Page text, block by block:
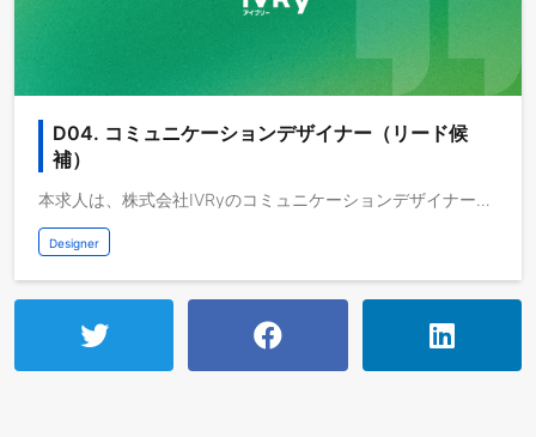
D04. コミュニケーションデザイナー（リード候
補）
本求人は、株式会社IVRyのコミュニケーションデザイナー（リード候補）の募集です。ブランドやサービスの世界観をビジュアルとメッセージで一貫して設計し、社内外のタッチポイントで「IVRyらしさ」を表現・発信する役割です。マーケ・広報など多職種と連携しながら、ブランド体験やクリエイティブの設計・発信・改善を担っていただきます。株式会社IVRyについてIVRyは「最高の技術を、すべての人と企業に届ける」をMissionに掲げ、対話AIプラットフォーム「アイブリー」を開発・運営しています。独自技術で応対品質と信頼性を担保し、導入アカウントは5万を突破。人が本来の価値を発揮し"働くことは楽しい"と皆が感じられる社会の実現を目指します。 2025年11月までに累計106.1億円の資金調達を完了。アイブリーに蓄積される貴重な「対話データ」と、最新のAI技術を掛け合わせ、データの価値を最大化。そして、顧客の声という一次情報を経営判断へと繋げ、企業の業務そのものを変革し、さらに顧客体験を向上させていきます。IVRy、シリーズDで総額40億円の資金調達を実施対話型音声AI SaaS「アイブリー」が 顧客の”声”を経営資源に変えるデータプラットフォーム 「IVRy Data Hub」を提供開始IVRyについてより詳しく知りたい方に向けて、会社やプロダクトに関する公開情報をまとめたページ をご用意しています。事業内容やプロダクトの詳細、所属メンバーについてご覧いただけます。IVRy｜プロダクト開発 採用ページIVRy Company Deck（会社紹介資料）募集背景多様化する顧客・市場ニーズに合わせ、当社の提供する対話型音声AI SaaSをより広く・深く浸透させるために、コミュニケーションデザインの強化が不可欠です。当社のサービスや組織に一貫性をもたせ、「IVRyらしさ」を創り上げ、それをあらゆる接点で浸透させる取り組みを推進するために、本ポジションを募集します。このポジションが担う役割：コーポレートレベルから顧客接点に至るまで、一貫したブランドイメージを構築し、ビジネス成長を加速させるための仕組みづくりサービスの価値を的確に伝え、市場との接点を拡大するためのブランディング・プロモーションをマーケティングチームと共同で推進社内外のステークホルダーとの連携をリードし、コミュニケーションデザインの戦略をマネジメントする体制の強化業務内容ブランド戦略を各チャネルのクリエイティブへ翻訳し、アートディレクション～制作体制と品質を牽引コーポレートサイト、キャンペーン、イベント、PR資料など各種施策を俯瞰し、一貫性のあるビジュアルとメッセージを展開LP、広告、SNS、展示会ブース、印刷物など多岐にわたるクリエイティブの制作・アートディレクション・監修プロジェクトごとの進行管理や品質管理社内外の関係者（マーケティング・営業・PR・外部制作パートナーなど）を巻き込み、納期・リソース・成果をマネジメントコミュニケーション全体でのトンマナやルールを策定・運用し、ブランド価値を向上運用改善を継続的に行い、ビジネス成長に合わせたアップデートをリードAIやガイドラインを活用し、全社的なクリエイティブ品質を担保する仕組みの構築・運用取り組み事例シリーズD資金調達 採用特設サイト：資金調達を起点に、企業ビジョン・メンバー・職種情報を階層的に構成した採用ブランディングサイトVoice to Value 2025：IVRy主催のカンファレンス。「AI対話と顧客の声」をテーマに、企業のAI活用事例や最新トレンドを発信数字で見る5年間のアイブリー：過去の実績と未来へのビジョンを一枚に凝縮し、社内外にブランドメッセージを発信したインフォグラフィック現在の課題これまでプロダクト・マーケティング・広報・HRなどのチームとデザイナーが連携しながら、ブランドやクリエイティブを作り上げてきました。しかし、「一貫したブランドの世界観を確立し、デザインの力で事業と組織をさらに飛躍させたい」という思いが強まる中で、現状のデザインチームのケイパビリティやリソースによる課題が浮き彫りになってきました。例えば：プロダクトの価値や会社の想いを、デザインの力でより直感的に伝えたいが、十分にできていないIVRyの急成長に伴い、社内外のタッチポイントにおけるコミュニケーションの重要性が増しているが、デザインのリソースが足りていない各チームがそれぞれデザインを手掛けてきたことで、ブランドのトーンや表現に少しずつばらつきが出ているPLG (Product-Led Growth) だけでなくSLG (Solution-Led Growth)も強化していくフェーズに入り、改めてブランドの在り方や表現を見直す必要があるそこで今回、ブランド体験とビジュアルコミュニケーションのデザインをリードし、事業と組織の成長を加速させられる方をお迎えしたいと考えています。期待していることコミュニケーションデザインにおける牽引役として、必要なメンバーを巻き込みながら、スピード感を持ってプロジェクトを前進していただきます。マーケティング、広報、HR、プロダクトチームなど他部門と密に連携し、要望を的確に汲み取るだけでなく、目的や本質を共に整理しながら最適なクリエイティブを追求していただきます。社内イベントやバリュー浸透施策などのクリエイティブ制作を通して、組織のカルチャー醸成にも貢献していただきます。曖昧な要件に対しても、相手の立場に立ち、対話を重ねながら、理想の形を創り上げていくことを期待します。PLG (Product-Led Growth) に加えてSLG (Solution-Led Growth)も強化していくフェーズにあるため、広がるタッチポイントにおけるコミュニケーション媒体をトータルにデザインするなど、事業成長に直結するクリエイティブの磨き込みにも取り組んで頂きたいです。ブランド体験を統一し、社内外のタッチポイントで一貫した世界観を表現することで、IVRyの認知拡大と信頼構築を牽引していくことを期待しています。デザインチームにおけるAIの活用IVRyのデザインチームでは、「AIを使いこなす」ではなく「AIと協業する」という姿勢で、デザインプロセスにAIを積極的に取り入れています。コミュニケーションデザインの領域では、マーケティングチームがバナーのAI自動生成やLPの高速自動生成といった取り組みを進めています。こうしたクリエイティブ運用にデザインの視点からどう関わり、ブランドのトーンや品質を担保していくかは、これから一緒に模索していきたいテーマです。プロダクトデザインの領域では、PdMやデザイナーがClaude CodeやGoogle AI Studioなどを使い、インタラクティブなプロトタイプを素早く形にしながら意思決定のサイクルを高速に回しています。デザインガイドラインやデザインシステムはAIが参照しやすい形で整備を進めており、コミュニケーションデザインで培うトーンやルールもデザインシステムへ反映しやすい形で蓄積することで、ブランドと実装の一貫性を支える基盤としています。これらの取り組みは現在進行形であり、「こう使うべき」という正解はまだありません。一緒に試行錯誤しながら、AI時代のデザインプロセスを作っていける方を歓迎しています。AIに関する取り組みは、noteでも発信しています。プロダクト中核にAIが組み込まれている現場での、デザイナーの向き合い方リードデザイナーが語るそれぞれのAI導入の舞台裏AIと協業するデザイン実践──プロトタイピングで見えた変化環境・利用ツールデザイン・制作: Figma, Adobe CCAI: Claude, Gemini, ChatGPT, Google AI Studio, Devinコラボレーション: Slack, Notion, Google Workspaceプロジェクト管理・開発: Linear, GitHub新たな施策やツールの導入など、企業価値向上に寄与する取り組みを柔軟に提案・実施可能です。働く面白さ・成長環境多様なチャネルでクリエイティブを展開し、ビジネス成果に直結できるWeb、SNS、広告、展示会、紙媒体など、多面的なアプローチで想いを形にしながら、組織の成長を加速させる手応えをダイレクトに実感することができます。拡大する組織でブランドコミュニケーションをデザインする醍醐味事業が加速度的に広がるフェーズで、ブランド全体の世界観や認知度の向上に深く関わることができます。経営層・関係部門との近い距離感でデザインを推進コミュニケーションデザインの重要施策における意思決定に直接携わることが可能です。ブランドの礎を一緒につくりあげるフェーズIVRyは急成長を遂げるサービス・企業として、5年後・10年後の礎を今まさに構築している段階にあります。これまで積み上げてきたクリエイティブ資産を活かしながらも、ブランディングとしては0→1に近いフェーズです。既存の完成形を守るのではなく、自分の手でブランドの世界観をゼロからつくりあげていく——そんなエキサイティングな挑戦ができる環境です。一緒にIVRyのブランドを築いていきましょう！キャリアパスブランディングデザインへの挑戦抽象的なコンセプトづくりからブランド全体の世界観を設計するなど、戦略的なデザイン領域に深く関わることができます。マーケチームとの協働によるビジネスインパクト目標数値を明確に設定し、デザイナーの職域を超えたアプローチでデザインを提案・実行。ビジネス成果に直結する経験を積むことができます。マネジメントやリーダーへのステップアップコミュニケーションデザインチームのマネージャーやリードとして、チームビルディングや戦略立案に挑戦することも可能です。プロダクトデザインへの展開各種フェーズのユーザー体験に対して適切なコミュニケーションを設計する上で、プロダクト開発にもコミュニケーションデザイナーとして参画することが可能です。例えば、LPからのアカウント登録→プロダクト上のオンボーディング体験改善など、組織に分断されることなく一貫した体験設計に携わることができます。希望や適性に応じて、プロダクトデザイン領域まで活動の幅を広げることもできます。一緒に働くメンバー、チームの特徴IVRyには、豊富なキャリアを積んだ実力者たちが次々と参画していますが、フラットで人間味あふれるメンバーばかりです。その中でもデザイナー陣は、前職でCXOやリードとして活躍していたメンバーが集結し、それぞれの強みを活かしてプロジェクトを牽引しています。常に試行錯誤を繰り返しながら、デザイナーの在り方やチームビジョン、デザイン組織としてのロードマップを議論し、高い当事者意識を持って進んでいるのが特徴です。 フルタイム・副業を問わず、全員がフラットな関係で意見を出し合い、組織やプロダクトの方向性を一緒に模索しながら作り上げている、そんなチャレンジングかつオープンな環境がIVRyのデザインチームの魅力です。 デザインプロセスのAI導入にも力を入れており、AIを身近に使いながら日々デザインに取り組んでいます。関連する発信IVRyデザインチーム1年半の現在地──型を使うのではなく、型を作るIVRyのコミュニケーションデザイン振り返りと、今からが本格的に面白い！話ブランドパーソナリティの言語化がロゴデザインを変える | インハウスで実現したアイブリーのロゴリニューアル事例IVRy Design ブログ (note)参考情報選考プロセスエントリーカジュアル面談書類選考面接（2〜3回）内定条件面談※面接から内定まで、オンラインにて対応可能です。 ※エントリー時に回答いただくアンケートの内容をもとに、カジュアル面談を実施いたします。カジュアル面談を経て正式なご応募に進んでいただいた方には、書類選考をご案内します。ご希望やご経験に合うポジションの提案が難しい場合は、面談の実施を見送らせていただくこともございます。開発実績アイブリーアイブリー AI Contact CenterアイブリーモバイルアプリIVRy AI FAXIVRy Data Hubキャリア登録ご応募を検討中の方だけでなく、「まずは話を聞いてみたい」「今後のために情報を受け取りたい」という方も歓迎です。 ご関心があれば、キャリア登録 からぜひご登録ください。採用方針IVRyは、年齢・性別・国籍・人種・障がいの有無・LGBTQ+・婚姻状況・雇用形態といった属性によって採用や選考の判断を行うことは一切ありません。 IVRyのミッションと「Work is Fun」という価値観に共感し、AIによって仕事と顧客体験を再定義する挑戦にワクワクできる方と、一緒に未来をつくっていきたいと考えています。
Designer